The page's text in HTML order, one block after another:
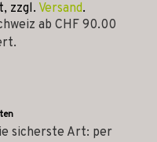
zzgl. Versand.
ab CHF 90.00
sicherste Art: per